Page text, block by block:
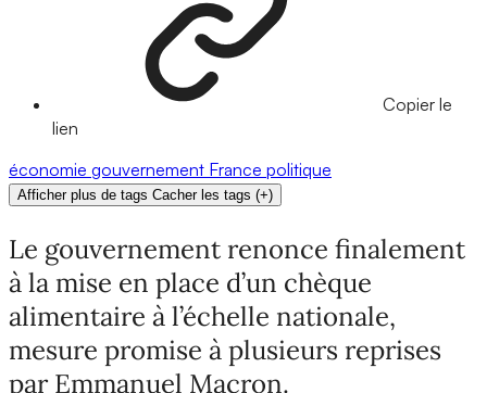
Copier le
lien
économie gouvernement France politique
Afficher plus de tags Cacher les tags (+)
Le gouvernement renonce finalement
à la mise en place d’un chèque
alimentaire à l’échelle nationale,
mesure promise à plusieurs reprises
par Emmanuel Macron.